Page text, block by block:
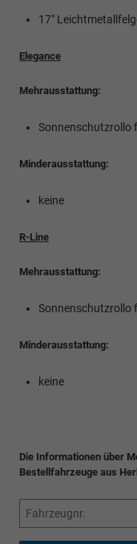
17"
Elegance
Mehrausstattung:
Sonnenschutzrollo
Minderausstattung:
keine
R-Line
Mehrausstattung:
Sonnenschutzrollo
Minderausstattung:
keine
Die Informationen über
Bestellfahrzeuge aus
Fahrzeugnr.